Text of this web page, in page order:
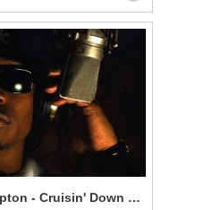
- Cruisin' Down the Street in